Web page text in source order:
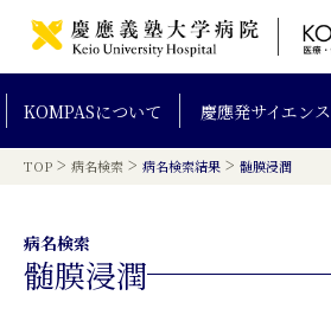
KOMPASについて 慶應発サイエンス
TOP > 病名検索 > 病名検索結果 > 髄膜浸潤
病名検索
髄膜浸潤